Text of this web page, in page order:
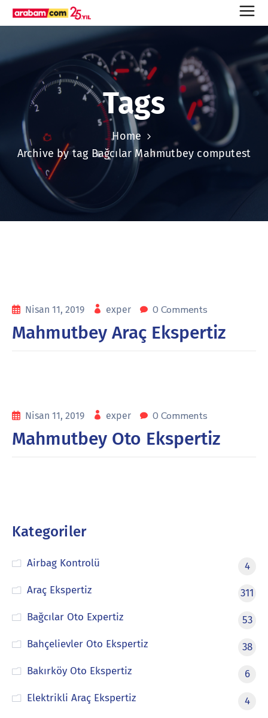
Tags
Home
Archive by tag Bağcılar Mahmutbey computest
Nisan 11, 2019 exper 0 Comments
Mahmutbey Araç Ekspertiz
Nisan 11, 2019 exper 0 Comments
Mahmutbey Oto Ekspertiz
Kategoriler
Airbag Kontrolü
4
Araç Ekspertiz
311
Bağcılar Oto Expertiz
53
Bahçelievler Oto Ekspertiz
38
Bakırköy Oto Ekspertiz
6
Elektrikli Araç Ekspertiz
4